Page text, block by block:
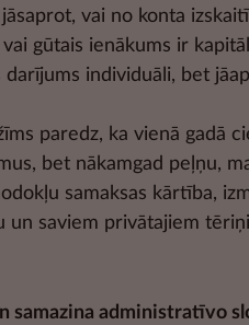
vai no konta
gūtais ienākums ir
individuāli, bet
paredz, ka vienā gadā
bet nākamgad peļņu,
samaksas kārtība,
un saviem privātajiem
samazina administratīvo